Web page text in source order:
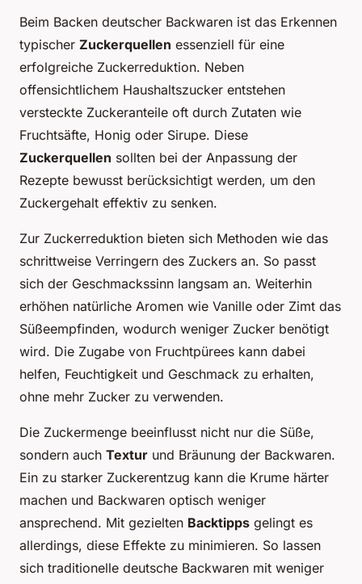
Beim Backen deutscher Backwaren ist das Erkennen
typischer Zuckerquellen essenziell für eine
erfolgreiche Zuckerreduktion. Neben
offensichtlichem Haushaltszucker entstehen
versteckte Zuckeranteile oft durch Zutaten wie
Fruchtsäfte, Honig oder Sirupe. Diese
Zuckerquellen sollten bei der Anpassung der
Rezepte bewusst berücksichtigt werden, um den
Zuckergehalt effektiv zu senken.
Zur Zuckerreduktion bieten sich Methoden wie das
schrittweise Verringern des Zuckers an. So passt
sich der Geschmackssinn langsam an. Weiterhin
erhöhen natürliche Aromen wie Vanille oder Zimt das
Süßeempfinden, wodurch weniger Zucker benötigt
wird. Die Zugabe von Fruchtpürees kann dabei
helfen, Feuchtigkeit und Geschmack zu erhalten,
ohne mehr Zucker zu verwenden.
Die Zuckermenge beeinflusst nicht nur die Süße,
sondern auch Textur und Bräunung der Backwaren.
Ein zu starker Zuckerentzug kann die Krume härter
machen und Backwaren optisch weniger
ansprechend. Mit gezielten Backtipps gelingt es
allerdings, diese Effekte zu minimieren. So lassen
sich traditionelle deutsche Backwaren mit weniger